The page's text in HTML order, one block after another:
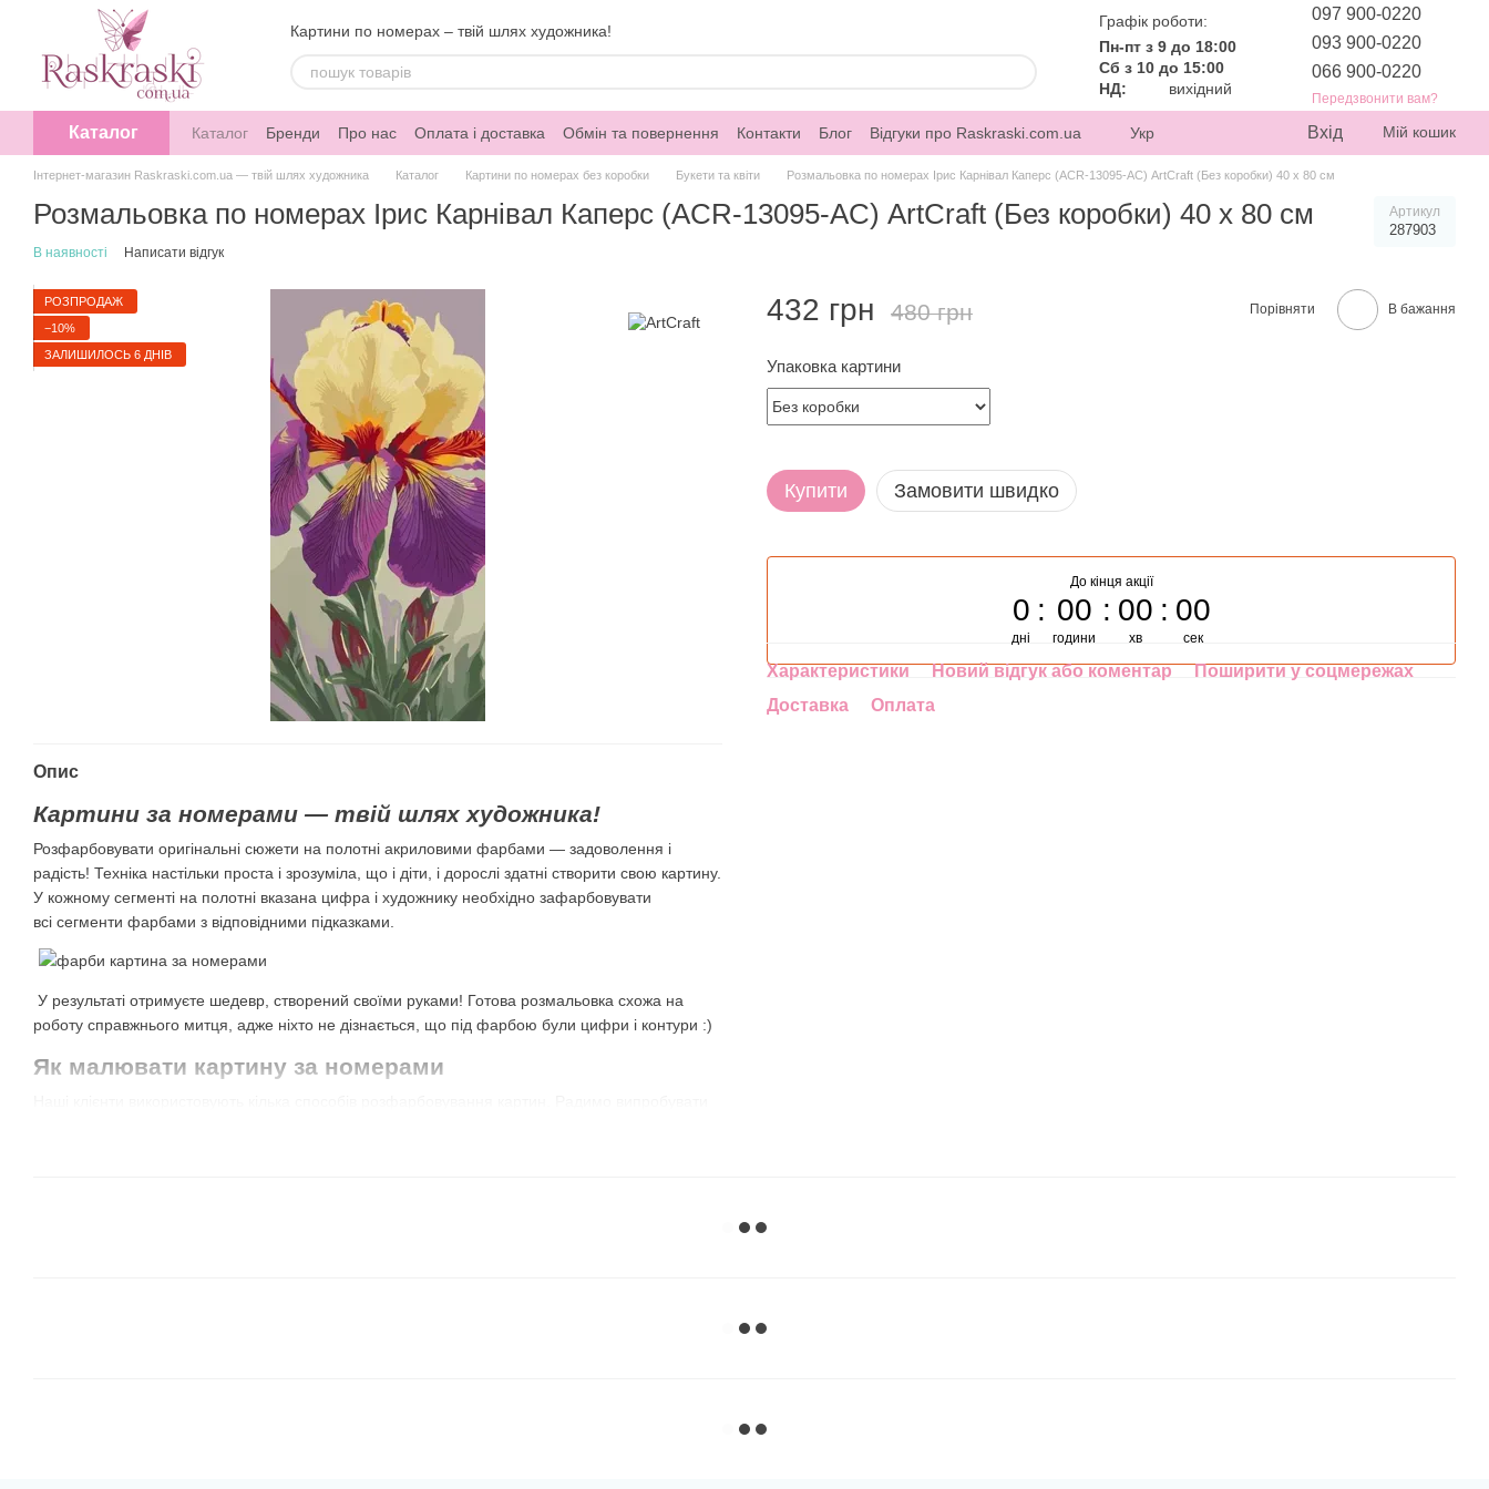
Перейти до основного контенту
Картини по номерах – твій шлях художника!
Графік роботи:
Пн-пт з 9 до 18:00
Сб з 10 до 15:00
НД:
вихідний
097 900-0220
093 900-0220
066 900-0220
Передзвонити вам?
Каталог Каталог Бренди Про нас Оплата і доставка Обмін та повернення Контакти Блог Відгуки про Raskraski.com.ua Укр Вхід Мій кошик
Інтернет-магазин Raskraski.com.ua — твій шлях художника Каталог Картини по номерах без коробки Букети та квіти Розмальовка по номерах Ірис Карнівал Каперс (ACR-13095-AC) ArtCraft (Без коробки) 40 х 80 см
Розмальовка по номерах Ірис Карнівал Каперс (ACR-13095-AC) ArtCraft (Без коробки) 40 х 80 см Артикул
287903
В наявності Написати відгук
РОЗПРОДАЖ
−10%
ЗАЛИШИЛОСЬ 6 ДНІВ
Опис
Картини за номерами — твій шлях художника!
Розфарбовувати оригінальні сюжети на полотні акриловими фарбами — задоволення і
радість! Техніка настільки проста і зрозуміла, що і діти, і дорослі здатні створити свою картину.
У кожному сегменті на полотні вказана цифра і художнику необхідно зафарбовувати
всі сегменти фарбами з відповідними підказками.
У результаті отримуєте шедевр, створений своїми руками! Готова розмальовка схожа на
роботу справжнього митця, адже ніхто не дізнається, що під фарбою були цифри і контури :)
Як малювати картину за номерами
432 грн 480 грн Порівняти В бажання
Упаковка картини
Купити Замовити швидко
До кінця акції
0
дні
00
години
00
хв
00
сек
Характеристики Новий відгук або коментар
Поширити у соцмережах
Доставка
Оплата